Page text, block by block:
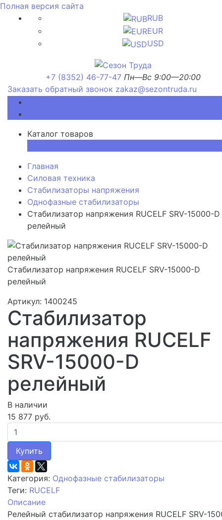
Полная версия сайта
RUB
EUR
USD
+7 (8352) 46-77-47 Пн—Вс 9:00—20:00
Заказать обратный звонок zakaz@sezontruda.ru
Каталог товаров
Главная
Силовая техника
Стабилизаторы напряжения
Однофазные стабилизаторы
Стабилизатор напряжения RUCELF SRV-15000-D
релейный
Стабилизатор напряжения RUCELF SRV-15000-D
релейный
Артикул: 1400245
Стабилизатор
напряжения RUCELF
SRV-15000-D
релейный
В наличии
15 877 руб.
Купить
Категория: Однофазные стабилизаторы
Теги: RUCELF
Описание
Релейный стабилизатор напряжения RUCELF SRV-